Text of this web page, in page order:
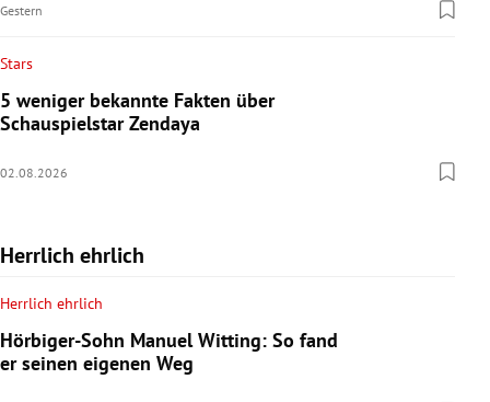
Gestern
Stars
5 weniger bekannte Fakten über
Schauspielstar Zendaya
02.08.2026
Herrlich ehrlich
Herrlich ehrlich
Hörbiger-Sohn Manuel Witting: So fand
er seinen eigenen Weg